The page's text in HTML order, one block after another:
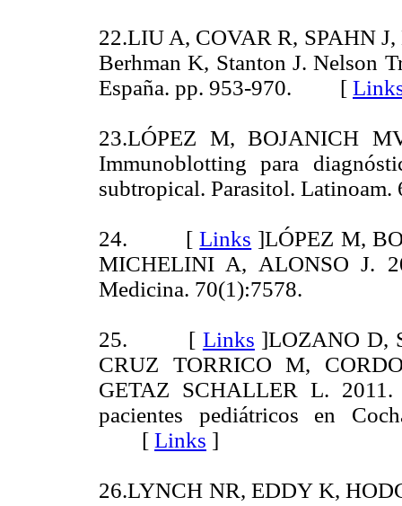
22.LIU A, COVAR R, SPAHN
Berhman K, Stanton J. Nelson
España. pp. 953-970. [
23.LÓPEZ M, BOJANICH
Immunoblotting para
subtropical. Parasitol.
24. [Links ]LÓPEZ M,
MICHELINI A, ALONSO J.
Medicina. 70(1):7578.
25. [ Links ]LOZANO D,
CRUZ TORRICO M,
GETAZ SCHALLER L. 2011.
pacientes pediátricos en
[ Links ]
26.LYNCH NR, EDDY K,